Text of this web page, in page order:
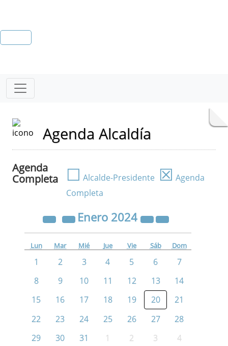
Agenda Alcaldía
Agenda
Completa
☐ Alcalde-Presidente ☒ Agenda
Completa
Enero 2024
Lun Mar Mié Jue Vie Sáb Dom
1 2 3 4 5 6
7
8
9 10 11 12 13
14
15
16 17 18 19 20
21
22
23 24 25 26 27
28
29
30 31 1 2 3 4